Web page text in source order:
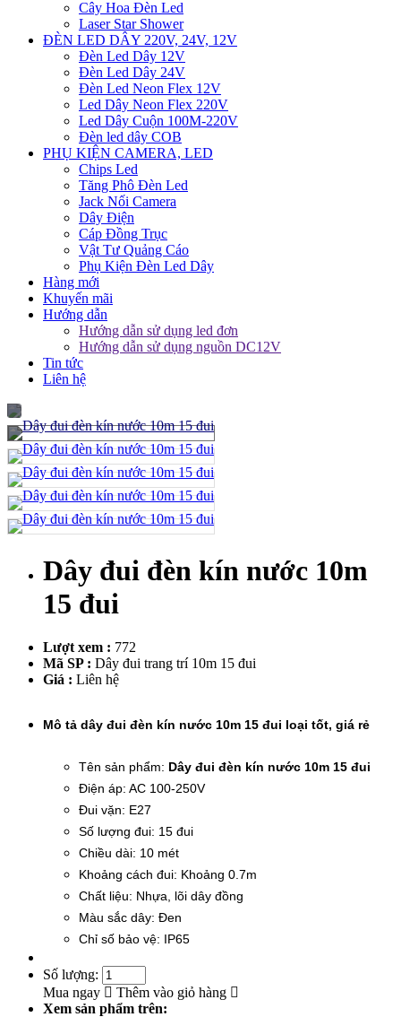
Cây Hoa Đèn Led
Laser Star Shower
ĐÈN LED DÂY 220V, 24V, 12V
Đèn Led Dây 12V
Đèn Led Dây 24V
Đèn Led Neon Flex 12V
Led Dây Neon Flex 220V
Led Dây Cuộn 100M-220V
Đèn led dây COB
PHỤ KIỆN CAMERA, LED
Chips Led
Tăng Phô Đèn Led
Jack Nối Camera
Dây Điện
Cáp Đồng Trục
Vật Tư Quảng Cáo
Phụ Kiện Đèn Led Dây
Hàng mới
Khuyến mãi
Hướng dẫn
Hướng dẫn sử dụng led đơn
Hướng dẫn sử dụng nguồn DC12V
Tin tức
Liên hệ
Dây đui đèn kín nước 10m
15 đui
Lượt xem : 772
Mã SP : Dây đui trang trí 10m 15 đui
Giá : Liên hệ
Mô tả dây đui đèn kín nước 10m 15 đui loại tốt, giá rẻ
Tên sản phẩm: Dây đui đèn kín nước 10m 15 đui
Điện áp: AC 100-250V
Đui vặn: E27
Số lượng đui: 15 đui
Chiều dài: 10 mét
Khoảng cách đui: Khoảng 0.7m
Chất liệu: Nhựa, lõi dây đồng
Màu sắc dây: Đen
Chỉ số bảo vệ: IP65
Số lượng:
Mua ngay
Thêm vào giỏ hàng
Xem sản phẩm trên: